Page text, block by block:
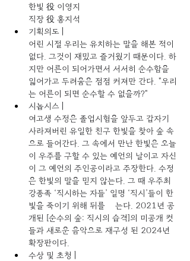
한빛 役 이영지
직장 役 홍지석
기획의도 |
어린 시절 우리는 유치하는 말을 해본 적이
없다. 그것이 재밌고 즐거웠기 때문이다. 하
지만 어른이 되어가면서 서서히 순수함을
잃어가고 두려움은 점점 커져만 간다. "우리
는 어른이 되면 순수할 수 없을까?"
시놉시스 |
여고생 수정은 졸업시험을 앞두고 갑자기
사라져버린 유일한 친구 한빛을 찾아 숲 속
으로 들어간다. 그 속에서 만난 한빛은 오늘
이 우주를 구할 수 있는 예언의 날이고 자신
이 그 예언의 주인공이라고 주장한다. 수정
은 한빛의 말을 믿지 않는다. 그 때 우주최
강종족 ‘직시하는 자들’ 일명 ‘직시’들이 한
빛을 죽이기 위해 뒤를 쫒는다. 2021년 공
개된 [순수의 숲: 직시의 습격]의 미공개 컷
들과 새로운 음악으로 재구성 된 2024년
확장판이다.
수상 및 초청 |